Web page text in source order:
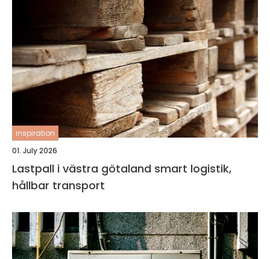
inspiration
01. July 2026
Lastpall i västra götaland smart logistik,
hållbar transport